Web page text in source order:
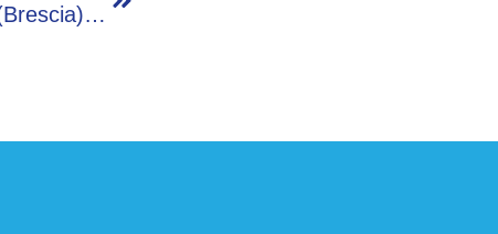
La Dario Acquaroli Celebra 25 Anni A Iseo (Brescia): Torna La T-Shirt Iconica Del 2001